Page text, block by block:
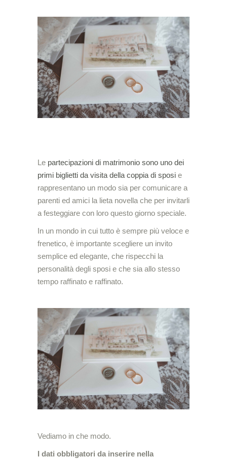
Le partecipazioni di matrimonio sono uno dei
primi biglietti da visita della coppia di sposi e
rappresentano un modo sia per comunicare a
parenti ed amici la lieta novella che per invitarli
a festeggiare con loro questo giorno speciale.
In un mondo in cui tutto è sempre più veloce e
frenetico, è importante scegliere un invito
semplice ed elegante, che rispecchi la
personalità degli sposi e che sia allo stesso
tempo raffinato e raffinato.
Vediamo in che modo.
I dati obbligatori da inserire nella